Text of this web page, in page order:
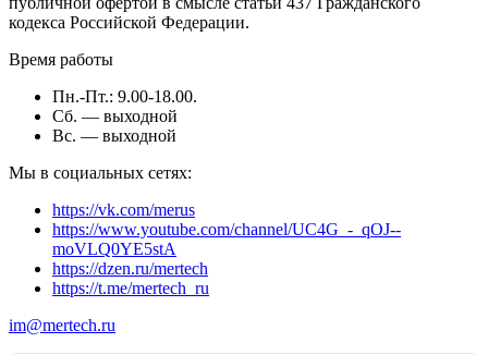
кодекса Российской Федерации.
Время работы
Пн.-Пт.: 9.00-18.00.
Сб. — выходной
Вс. — выходной
Мы в социальных сетях:
https://vk.com/merus
https://www.youtube.com/channel/UC4G_-_qOJ--
moVLQ0YE5stA
https://dzen.ru/mertech
https://t.me/mertech_ru
im@mertech.ru